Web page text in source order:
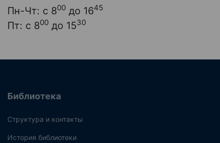
Пн-Чт: с 800 до 1645
Пт: с 800 до 1530
Библиотека
Структура и контакты
История библиотеки